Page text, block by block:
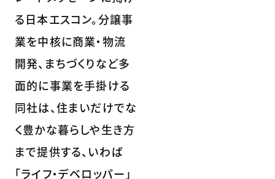
る日本エスコン。分譲事
業を中核に商業・物流
開発、まちづくりなど多
面的に事業を手掛ける
同社は、住まいだけでな
く豊かな暮らしや生き方
まで提供する、いわば
「ライフ・デベロッパー」